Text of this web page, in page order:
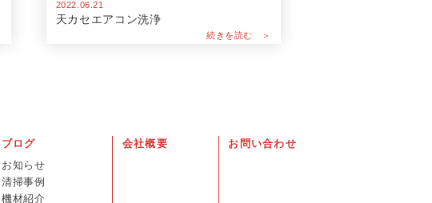
2022.06.21
天カセエアコン洗浄
続きを読む ＞
ブログ
お知らせ
清掃事例
機材紹介
会社概要 お問い合わせ